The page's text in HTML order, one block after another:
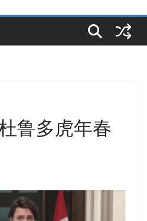
鲁多虎年春